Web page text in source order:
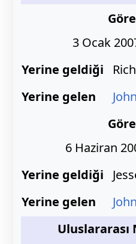
3 Ocak
Yerine geldiği
Yerine gelen
6 Haziran
Yerine geldiği
Yerine gelen